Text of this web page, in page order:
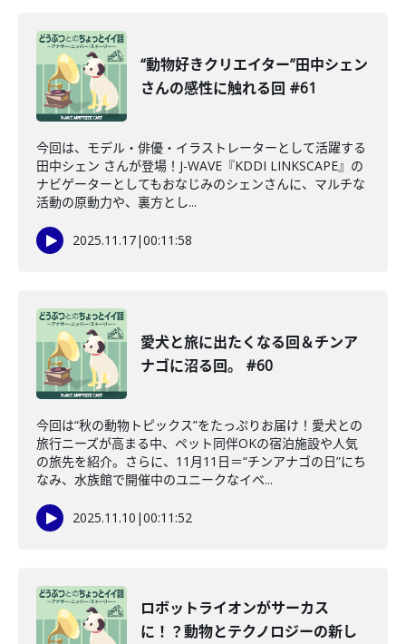
“動物好きクリエイター”田中シェン
さんの感性に触れる回 #61
今回は、モデル・俳優・イラストレーターとして活躍する
田中シェン さんが登場！J-WAVE『KDDI LINKSCAPE』の
ナビゲーターとしてもおなじみのシェンさんに、マルチな
活動の原動力や、裏方とし...
2025.11.17|00:11:58
愛犬と旅に出たくなる回＆チンア
ナゴに沼る回。 #60
今回は“秋の動物トピックス”をたっぷりお届け！愛犬との
旅行ニーズが高まる中、ペット同伴OKの宿泊施設や人気
の旅先を紹介。さらに、11月11日＝“チンアナゴの日”にち
なみ、水族館で開催中のユニークなイベ...
2025.11.10 |00:11:52
ロボットライオンがサーカス
に！？動物とテクノロジーの新し